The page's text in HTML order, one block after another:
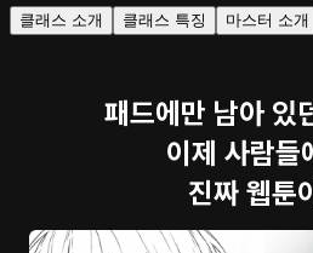
클래스 소개 클래스 특징 마스터 소개
패드에만 남아 있
이제 사람들
진짜 웹툰